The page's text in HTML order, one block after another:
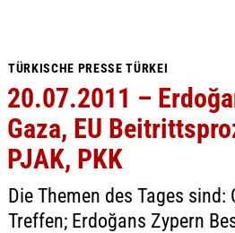
TÜRKISCHE PRESSE TÜRKEI
20.07.2011 –
Gaza, EU
PJAK, PKK
Die Themen des Tages sind:
Treffen; Erdoğans Zypern